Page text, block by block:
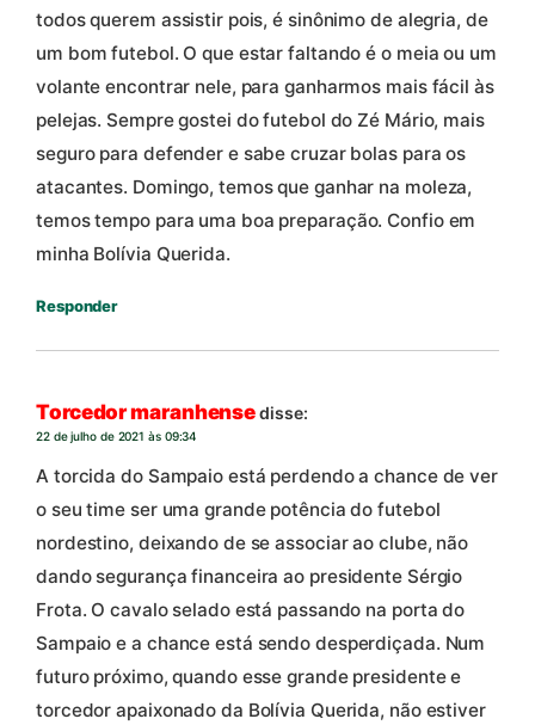
todos querem assistir pois, é sinônimo de alegria, de
um bom futebol. O que estar faltando é o meia ou um
volante encontrar nele, para ganharmos mais fácil às
pelejas. Sempre gostei do futebol do Zé Mário, mais
seguro para defender e sabe cruzar bolas para os
atacantes. Domingo, temos que ganhar na moleza,
temos tempo para uma boa preparação. Confio em
minha Bolívia Querida.
Responder
Torcedor maranhensedisse:
22 de julho de 2021 às 09:34
A torcida do Sampaio está perdendo a chance de ver
o seu time ser uma grande potência do futebol
nordestino, deixando de se associar ao clube, não
dando segurança financeira ao presidente Sérgio
Frota. O cavalo selado está passando na porta do
Sampaio e a chance está sendo desperdiçada. Num
futuro próximo, quando esse grande presidente e
torcedor apaixonado da Bolívia Querida, não estiver